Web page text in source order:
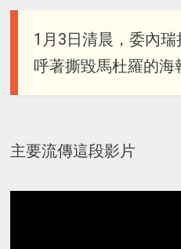
1月3日清晨，委內
呼著撕毀馬杜羅的海
主要流傳這段影片